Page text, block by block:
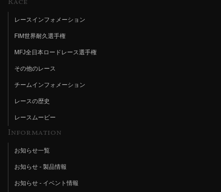
レースインフォメーション
FIM世界耐久選手権
MFJ全日本ロードレース選手権
その他のレース
チームインフォメーション
レースの歴史
レースムービー
Information
お知らせ一覧
お知らせ - 製品情報
お知らせ - イベント情報